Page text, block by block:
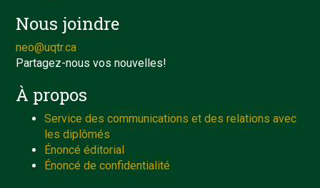
Nous joindre
neo@uqtr.ca
Partagez-nous vos nouvelles!
À propos
Service des communications et des relations avec
les diplômés
Énoncé éditorial
Énoncé de confidentialité